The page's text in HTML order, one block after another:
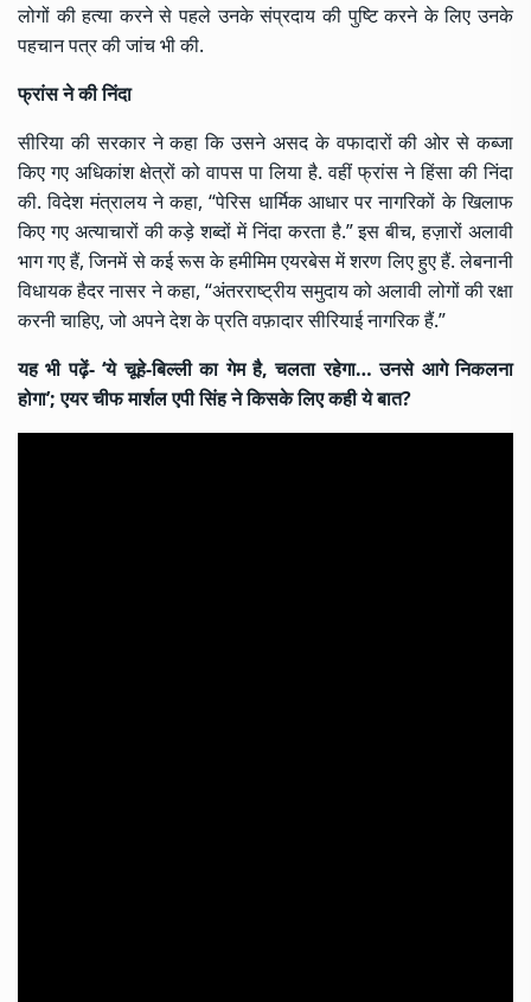
लोगों की हत्या करने से पहले उनके संप्रदाय की पुष्टि करने के लिए उनके
पहचान पत्र की जांच भी की.
फ्रांस ने की निंदा
सीरिया की सरकार ने कहा कि उसने असद के वफादारों की ओर से कब्जा
किए गए अधिकांश क्षेत्रों को वापस पा लिया है. वहीं फ्रांस ने हिंसा की निंदा
की. विदेश मंत्रालय ने कहा, “पेरिस धार्मिक आधार पर नागरिकों के खिलाफ
किए गए अत्याचारों की कड़े शब्दों में निंदा करता है.” इस बीच, हज़ारों अलावी
भाग गए हैं, जिनमें से कई रूस के हमीमिम एयरबेस में शरण लिए हुए हैं. लेबनानी
विधायक हैदर नासर ने कहा, “अंतरराष्ट्रीय समुदाय को अलावी लोगों की रक्षा
करनी चाहिए, जो अपने देश के प्रति वफ़ादार सीरियाई नागरिक हैं.”
यह भी पढ़ें- ‘ये चूहे-बिल्ली का गेम है, चलता रहेगा… उनसे आगे निकलना
होगा’; एयर चीफ मार्शल एपी सिंह ने किसके लिए कही ये बात?